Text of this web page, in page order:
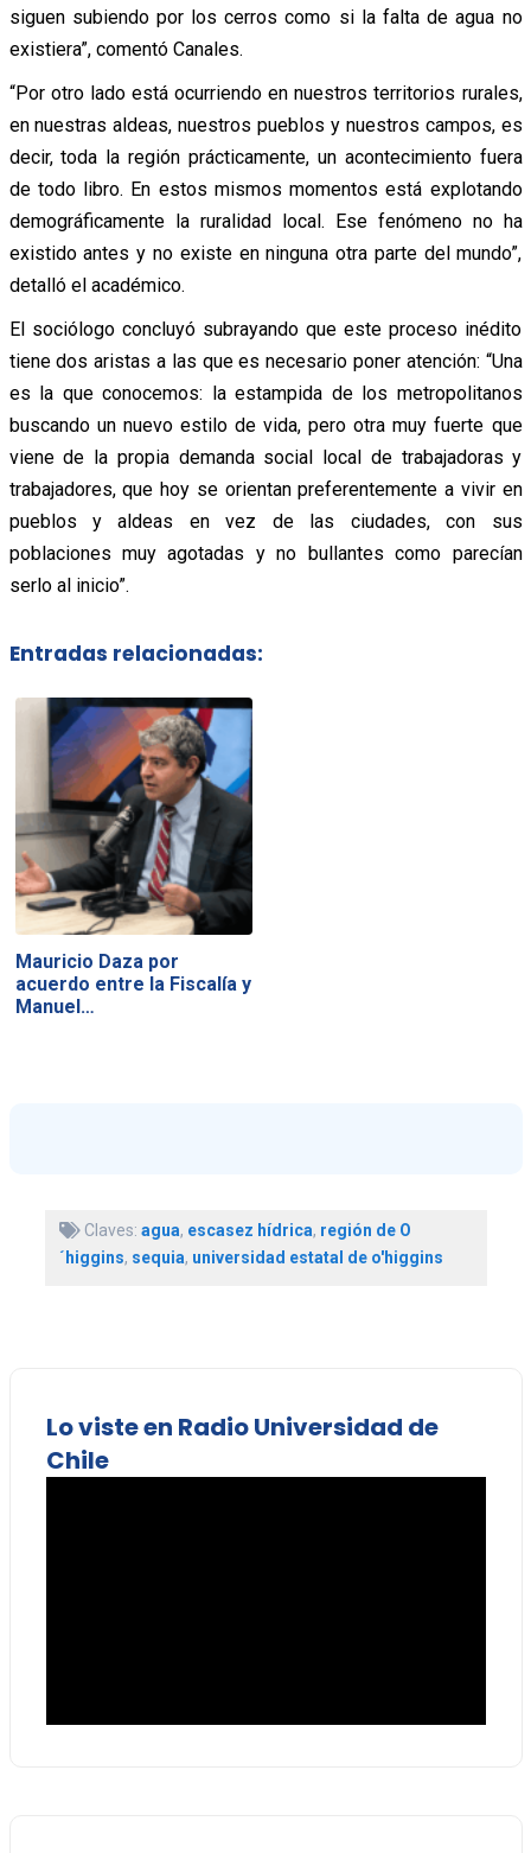
siguen subiendo por los cerros como si la falta de agua no
existiera”, comentó Canales.
“Por otro lado está ocurriendo en nuestros territorios rurales,
en nuestras aldeas, nuestros pueblos y nuestros campos, es
decir, toda la región prácticamente, un acontecimiento fuera
de todo libro. En estos mismos momentos está explotando
demográficamente la ruralidad local. Ese fenómeno no ha
existido antes y no existe en ninguna otra parte del mundo”,
detalló el académico.
El sociólogo concluyó subrayando que este proceso inédito
tiene dos aristas a las que es necesario poner atención: “Una
es la que conocemos: la estampida de los metropolitanos
buscando un nuevo estilo de vida, pero otra muy fuerte que
viene de la propia demanda social local de trabajadoras y
trabajadores, que hoy se orientan preferentemente a vivir en
pueblos y aldeas en vez de las ciudades, con sus
poblaciones muy agotadas y no bullantes como parecían
serlo al inicio”.
Entradas relacionadas:
Mauricio Daza por
acuerdo entre la Fiscalía y
Manuel…
Claves: agua, escasez hídrica, región de O
´higgins, sequia, universidad estatal de o'higgins
Lo viste en Radio Universidad de
Chile